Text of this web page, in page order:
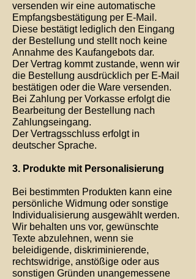
versenden wir eine automatische
Empfangsbestätigung per E-Mail.
Diese bestätigt lediglich den Eingang
der Bestellung und stellt noch keine
Annahme des Kaufangebots dar.
Der Vertrag kommt zustande, wenn wir
die Bestellung ausdrücklich per E-Mail
bestätigen oder die Ware versenden.
Bei Zahlung per Vorkasse erfolgt die
Bearbeitung der Bestellung nach
Zahlungseingang.
Der Vertragsschluss erfolgt in
deutscher Sprache.
3. Produkte mit Personalisierung
Bei bestimmten Produkten kann eine
persönliche Widmung oder sonstige
Individualisierung ausgewählt werden.
Wir behalten uns vor, gewünschte
Texte abzulehnen, wenn sie
beleidigende, diskriminierende,
rechtswidrige, anstößige oder aus
sonstigen Gründen unangemessene